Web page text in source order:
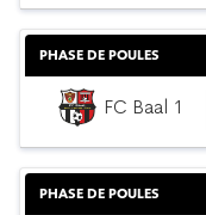
PHASE DE POULES
FC Baal 1
PHASE DE POULES